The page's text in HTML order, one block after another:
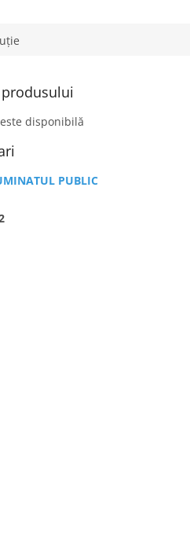
disponibilă
PUBLIC